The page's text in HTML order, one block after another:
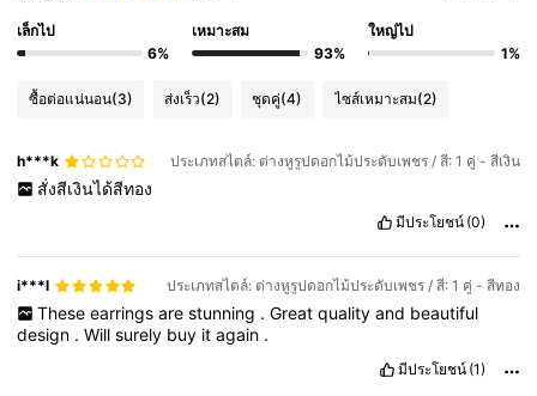
เล็กไป
6%
เหมาะสม
93%
ใหญ่ไป
1%
ซื้อต่อแน่นอน(3) ส่งเร็ว(2) ชุดคู่(4) ไซส์เหมาะสม(2)
h***k ประเภทสไตล์: ต่างหูรูปดอกไม้ประดับเพชร / สี: 1 คู่ - สีเงิน
สั่งสีเงินได้สีทอง
มีประโยชน์ (0)
i***l ประเภทสไตล์: ต่างหูรูปดอกไม้ประดับเพชร / สี: 1 คู่ - สีทอง
These earrings are stunning . Great quality and beautiful
design .Willsurely buy itagain .
มีประโยชน์ (1)